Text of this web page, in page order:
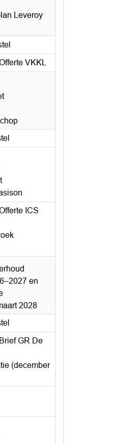
Leveroy
VKKL
ICS
en
2028
GR De
(december